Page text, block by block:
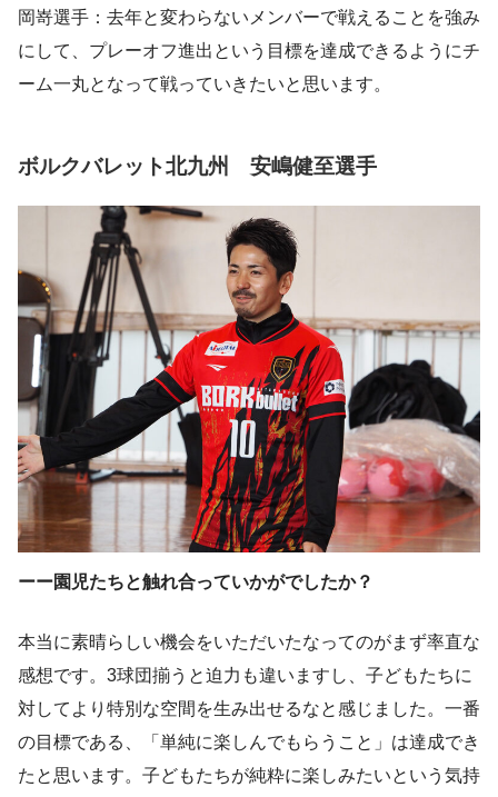
岡嵜選手：去年と変わらないメンバーで戦えることを強み
にして、プレーオフ進出という目標を達成できるようにチ
ーム一丸となって戦っていきたいと思います。
ボルクバレット北九州 安嶋健至選手
ーー園児たちと触れ合っていかがでしたか？
本当に素晴らしい機会をいただいたなってのがまず率直な
感想です。3球団揃うと迫力も違いますし、子どもたちに
対してより特別な空間を生み出せるなと感じました。一番
の目標である、「単純に楽しんでもらうこと」は達成でき
たと思います。子どもたちが純粋に楽しみたいという気持